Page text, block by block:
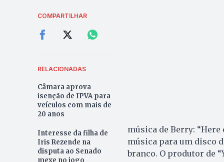
COMPARTILHAR
RELACIONADAS
Câmara aprova
isenção de IPVA para
veículos com mais de
20 anos
Interesse da filha de
Iris Rezende na
disputa ao Senado
mexe no jogo
música de Berry:
música para um disco
branco. O produtor de